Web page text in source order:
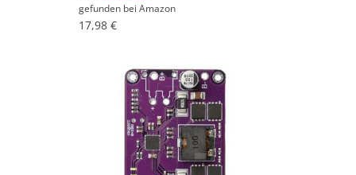
gefunden bei Amazon
17,98 €